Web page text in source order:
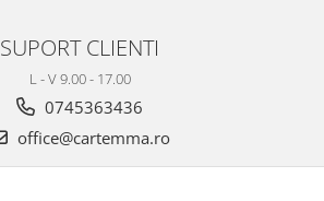
SUPORT CLIENTI
L - V 9.00 - 17.00
0745363436
office@cartemma.ro